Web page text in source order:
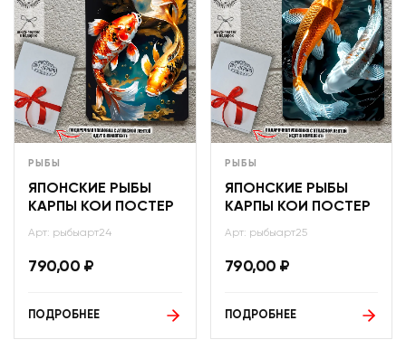
РЫБЫ
ЯПОНСКИЕ РЫБЫ
КАРПЫ КОИ ПОСТЕР
Арт: рыбыарт24
790,00 ₽
ПОДРОБНЕЕ
РЫБЫ
ЯПОНСКИЕ РЫБЫ
КАРПЫ КОИ ПОСТЕР
Арт: рыбыарт25
790,00 ₽
ПОДРОБНЕЕ